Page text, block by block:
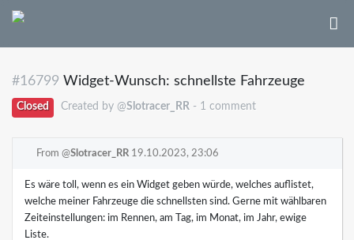
#16799 Widget-Wunsch: schnellste Fahrzeuge
Closed Created by @Slotracer_RR - 1 comment
From @Slotracer_RR 19.10.2023, 23:06
Es wäre toll, wenn es ein Widget geben würde, welches auflistet,
welche meiner Fahrzeuge die schnellsten sind. Gerne mit wählbaren
Zeiteinstellungen: im Rennen, am Tag, im Monat, im Jahr, ewige
Liste.